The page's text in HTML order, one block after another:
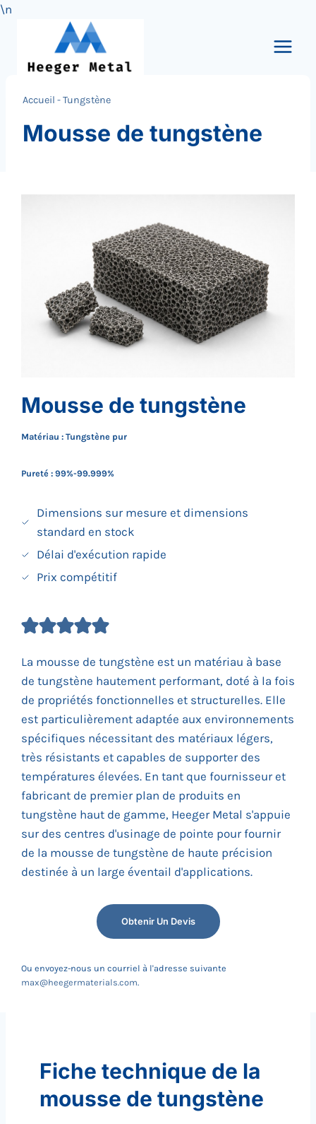
\n
content
Accueil -Tungstène
Mousse de tungstène
Mousse de tungstène
Matériau : Tungstène pur
Pureté : 99%-99.999%
Dimensions sur mesure et dimensions
standard en stock
Délai d'exécution rapide
Prix compétitif
La mousse de tungstène est un matériau à base
de tungstène hautement performant, doté à la fois
de propriétés fonctionnelles et structurelles. Elle
est particulièrement adaptée aux environnements
spécifiques nécessitant des matériaux légers,
très résistants et capables de supporter des
températures élevées. En tant que fournisseur et
fabricant de premier plan de produits en
tungstène haut de gamme, Heeger Metal s'appuie
sur des centres d'usinage de pointe pour fournir
de la mousse de tungstène de haute précision
destinée à un large éventail d'applications.
Obtenir Un Devis
Ou envoyez-nous un courriel à l'adresse suivante
max@heegermaterials.com.
Fiche technique de la
mousse de tungstène